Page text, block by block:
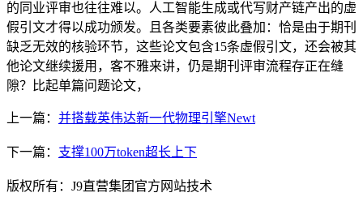
的同业评审也往往难以。人工智能生成或代写财产链产出的虚
假引文才得以成功颁发。且各类要素彼此叠加：恰是由于期刊
缺乏无效的核验环节，这些论文包含15条虚假引文，还会被其
他论文继续援用，客不雅来讲，仍是期刊评审流程存正在缝
隙？比起单篇问题论文，
上一篇： 并搭载英伟达新一代物理引擎Newt
下一篇： 支撑100万token超长上下
版权所有：J9直营集团官方网站技术